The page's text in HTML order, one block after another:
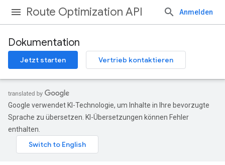
Route Optimization API Anmelden
Dokumentation
Jetzt starten Vertrieb kontaktieren
Google verwendet KI-Technologie, um Inhalte in Ihre bevorzugte
Sprache zu übersetzen. KI-Übersetzungen können Fehler
enthalten.